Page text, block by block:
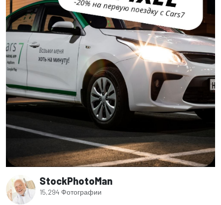
StockPhotoMan
15,294 Фотографии